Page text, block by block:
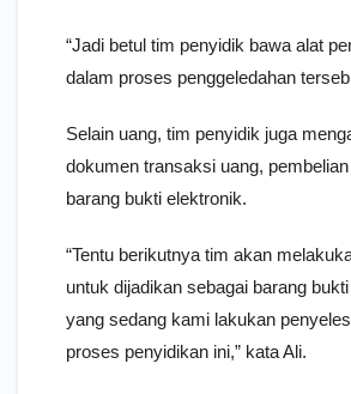
“Jadi betul tim penyidik bawa alat
dalam proses penggeledahan
Selain uang, tim penyidik juga
dokumen transaksi uang,
barang bukti elektronik.
“Tentu berikutnya tim akan
untuk dijadikan sebagai barang
yang sedang kami lakukan
proses penyidikan ini,” kata Ali.